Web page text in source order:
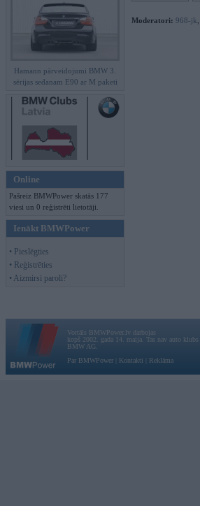
Hamann pārveidojumi BMW 3.
sērijas sedanam E90 ar M paketi
Online
Pašreiz BMWPower skatās 177
viesi un 0 reģistrēti lietotāji.
Ienākt BMWPower
• Pieslēgties
• Reģistrēties
• Aizmirsi paroli?
Moderatori: 968-jk
Vortāls BMWPower.lv darbojas
kopš 2002. gada 14. maija. Tas nav auto
BMW AG.
Par BMWPower
Kontakti Reklāma